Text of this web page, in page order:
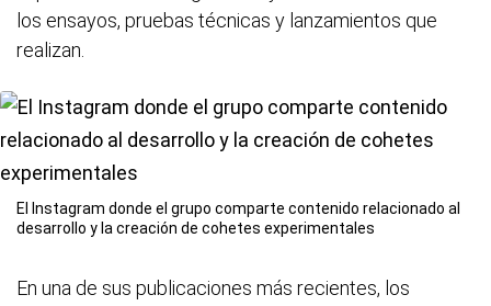
los ensayos, pruebas técnicas y lanzamientos que
realizan.
El Instagram donde el grupo comparte contenido relacionado al
desarrollo y la creación de cohetes experimentales
En una de sus publicaciones más recientes, los